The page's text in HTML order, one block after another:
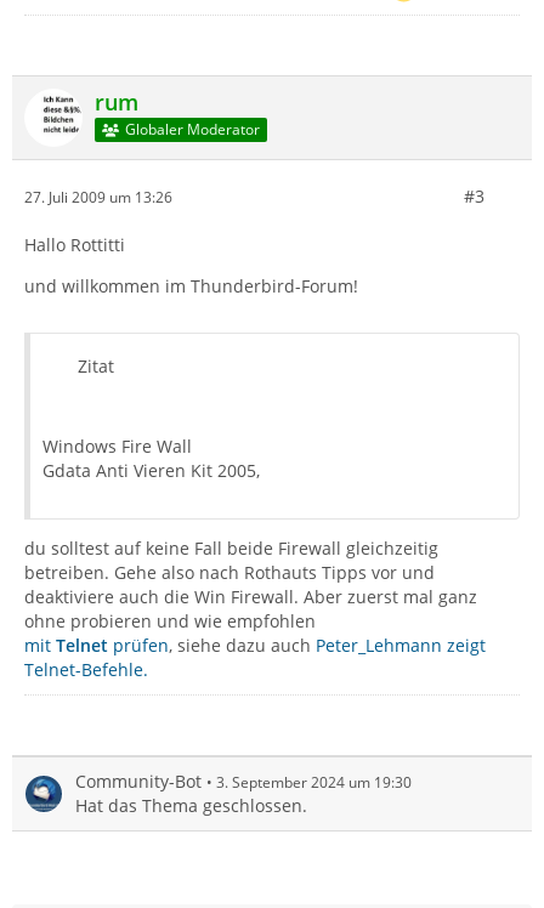
rum
Globaler Moderator
27. Juli 2009 um 13:26 #3
Hallo Rottitti
und willkommen im Thunderbird-Forum!
Zitat
Windows Fire Wall
Gdata Anti Vieren Kit 2005,
du solltest auf keine Fall beide Firewall gleichzeitig
betreiben. Gehe also nach Rothauts Tipps vor und
deaktiviere auch die Win Firewall. Aber zuerst mal ganz
ohne probieren und wie empfohlen
mit Telnet prüfen, siehe dazu auch Peter_Lehmann zeigt
Telnet-Befehle.
Community-Bot 3. September 2024 um 19:30
Hat das Thema geschlossen.